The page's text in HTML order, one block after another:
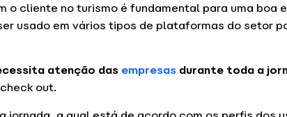
o cliente no turismo é fundamental para uma boa
usado em vários tipos de plataformas do setor
atenção das empresas durante toda a
out.